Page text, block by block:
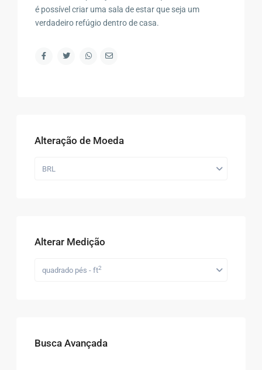
é possível criar uma sala de estar que seja um
verdadeiro refúgio dentro de casa.
Alteração de Moeda
BRL
Alterar Medição
quadrado pés - ft2
Busca Avançada